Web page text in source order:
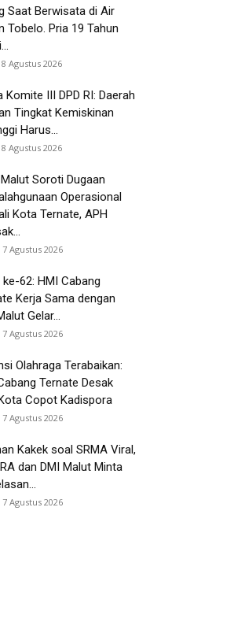
Saat Berwisata di Air
Tobelo. Pria 19 Tahun
Agustus 2026
Komite III DPD RI: Daerah
Tingkat Kemiskinan
Harus...
Agustus 2026
Soroti Dugaan
Operasional
Kota Ternate, APH
7 Agustus 2026
ke-62: HMI Cabang
Kerja Sama dengan
Gelar...
7 Agustus 2026
Olahraga Terabaikan:
Ternate Desak
Copot Kadispora
7 Agustus 2026
Kakek soal SRMA Viral,
dan DMI Malut Minta
7 Agustus 2026